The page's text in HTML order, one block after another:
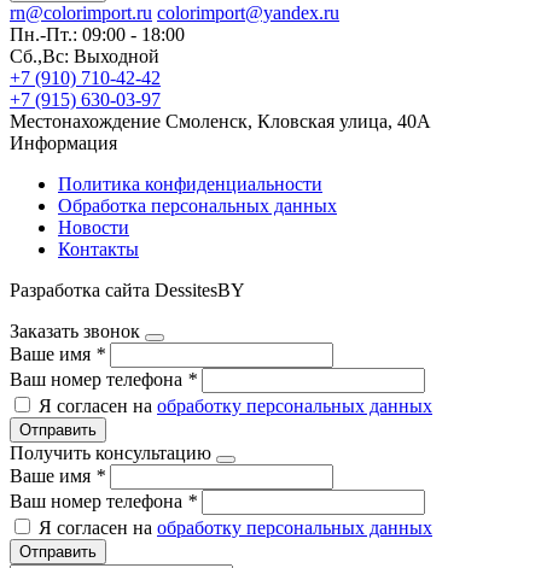
rn@colorimport.ru colorimport@yandex.ru
Пн.-Пт.: 09:00 - 18:00
Сб.,Вс: Выходной
+7 (910) 710-42-42
+7 (915) 630-03-97
Местонахождение Смоленск, Кловская улица, 40А
Информация
Политика конфиденциальности
Обработка персональных данных
Новости
Контакты
Разработка сайта DessitesBY
Заказать звонок
Ваше имя *
Ваш номер телефона *
Я согласен на обработку персональных данных
Отправить
Получить консультацию
Ваше имя *
Ваш номер телефона *
Я согласен на обработку персональных данных
Отправить